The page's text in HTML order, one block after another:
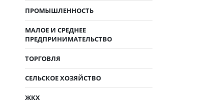
ПРОМЫШЛЕННОСТЬ
МАЛОЕ И СРЕДНЕЕ
ПРЕДПРИНИМАТЕЛЬСТВО
ТОРГОВЛЯ
СЕЛЬСКОЕ ХОЗЯЙСТВО
ЖКХ